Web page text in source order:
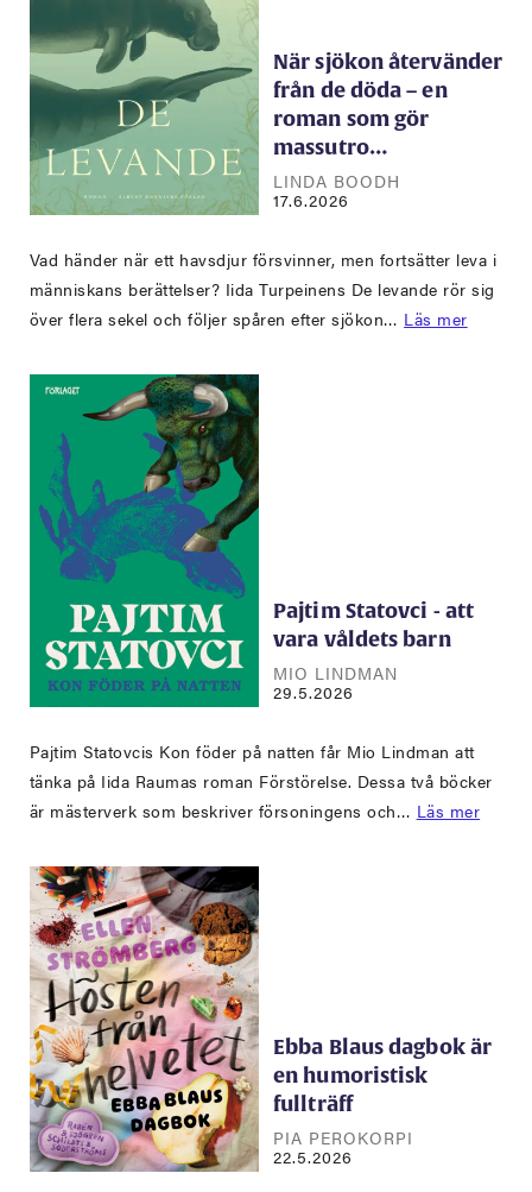
När sjökon återvänder
från de döda – en
roman som gör
massutro…
LINDA BOODH
17.6.2026
Vad händer när ett havsdjur försvinner, men fortsätter leva i
människans berättelser? Iida Turpeinens De levande rör sig
över flera sekel och följer spåren efter sjökon… Läs mer
Pajtim Statovci - att
vara våldets barn
MIO LINDMAN
29.5.2026
Pajtim Statovcis Kon föder på natten får Mio Lindman att
tänka på Iida Raumas roman Förstörelse. Dessa två böcker
är mästerverk som beskriver försoningens och… Läs mer
Ebba Blaus dagbok är
en humoristisk
fullträff
PIA PEROKORPI
22.5.2026